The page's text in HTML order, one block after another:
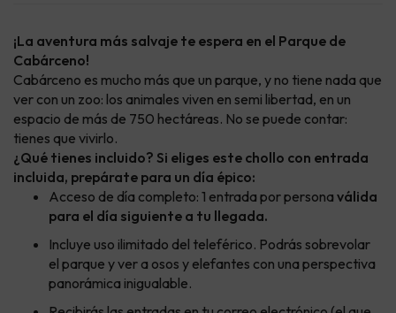
¡La aventura más salvaje te espera en el Parque de
Cabárceno!
Cabárceno es mucho más que un parque, y no tiene nada que
ver con un zoo: los animales viven en semi libertad, en un
espacio de más de 750 hectáreas. No se puede contar:
tienes que vivirlo.
¿Qué tienes incluido? Si eliges este chollo con entrada
incluida, prepárate para un día épico:
Acceso de día completo: 1 entrada por persona válida
para el día siguiente a tu llegada.
Incluye uso ilimitado del teleférico. Podrás sobrevolar
el parque y ver a osos y elefantes con una perspectiva
panorámica inigualable.